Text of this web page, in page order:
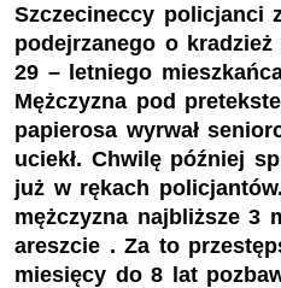
Szczecineccy policjanci
podejrzanego o kradzież
29 – letniego
Mężczyzna pod
papierosa wyrwał
uciekł. Chwilę później
już w rękach
mężczyzna najbliższe 3
areszcie . Za to
miesięcy do 8 lat